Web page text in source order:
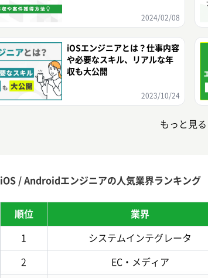
2024/02/08
iOSエンジニアとは？仕事内容
や必要なスキル、リアルな年
収も大公開
2023/10/24
もっと見る
iOS / Androidエンジニアの人気業界ランキング
順位 業界
1 システムインテグレータ
2 EC・メディア